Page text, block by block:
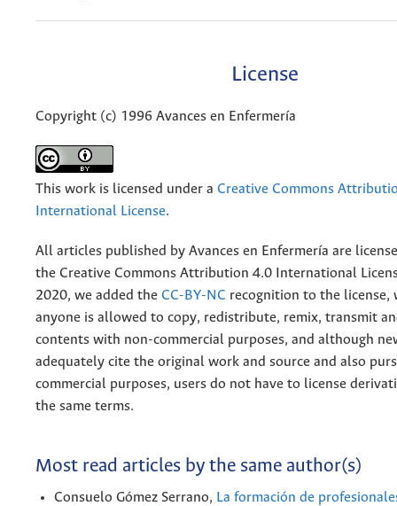
License
Copyright (c) 1996 Avances en Enfermería
This work is licensed under a Creative Commons
International License.
All articles published by Avances en Enfermería are
the Creative Commons Attribution 4.0 International
2020, we added the CC-BY-NC recognition to the license,
anyone is allowed to copy, redistribute, remix, transmit
contents with non-commercial purposes, and although
adequately cite the original work and source and also
commercial purposes, users do not have to license
the same terms.
Most read articles by the same author(s)
Consuelo Gómez Serrano, La formación de